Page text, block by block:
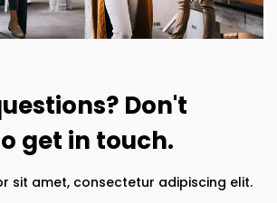
Don't
get in touch.
sit amet, consectetur adipiscing elit.